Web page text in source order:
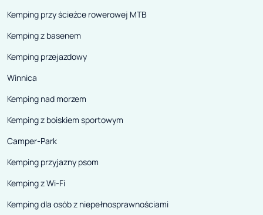
Kemping przy ścieżce rowerowej MTB
Kemping z basenem
Kemping przejazdowy
Winnica
Kemping nad morzem
Kemping z boiskiem sportowym
Camper-Park
Kemping przyjazny psom
Kemping z Wi-Fi
Kemping dla osób z niepełnosprawnościami